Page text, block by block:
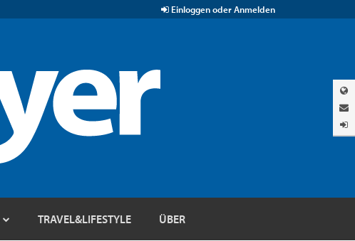
Einloggen oder Anmelden
TRAVEL&LIFESTYLE ÜBER